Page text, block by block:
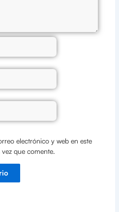
electrónico y web en este
que comente.